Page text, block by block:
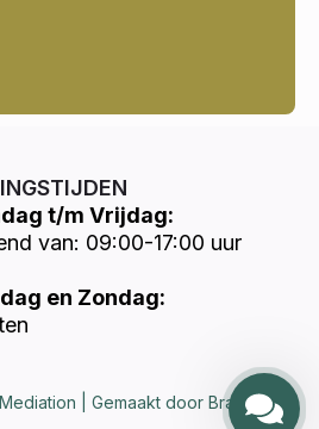
t/m Vrijdag:
van: 09:00-17:00 uur
en Zondag:
| Gemaakt door Brandways